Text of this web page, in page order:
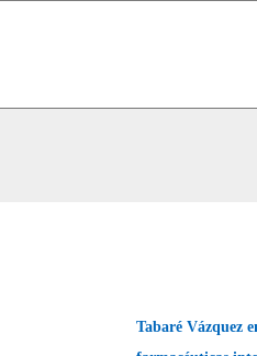
Tabaré Vázquez